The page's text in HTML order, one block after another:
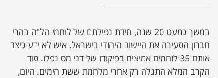
במשך כמעט 20 שנה, חידת נפילתם של לוחמי הל"ה בהרי
חברון הסעירה את היישוב היהודי בישראל. איש לא ידע כיצד
אותם 35 לוחמים אמיצים בפיקודו של דני מס נפלו. סוד
הקרב המלא התגלה רק אחרי מלחמת ששת הימים. היום,